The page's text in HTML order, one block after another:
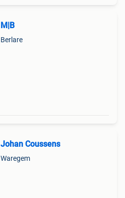
M|B
Berlare
Johan Coussens
Waregem